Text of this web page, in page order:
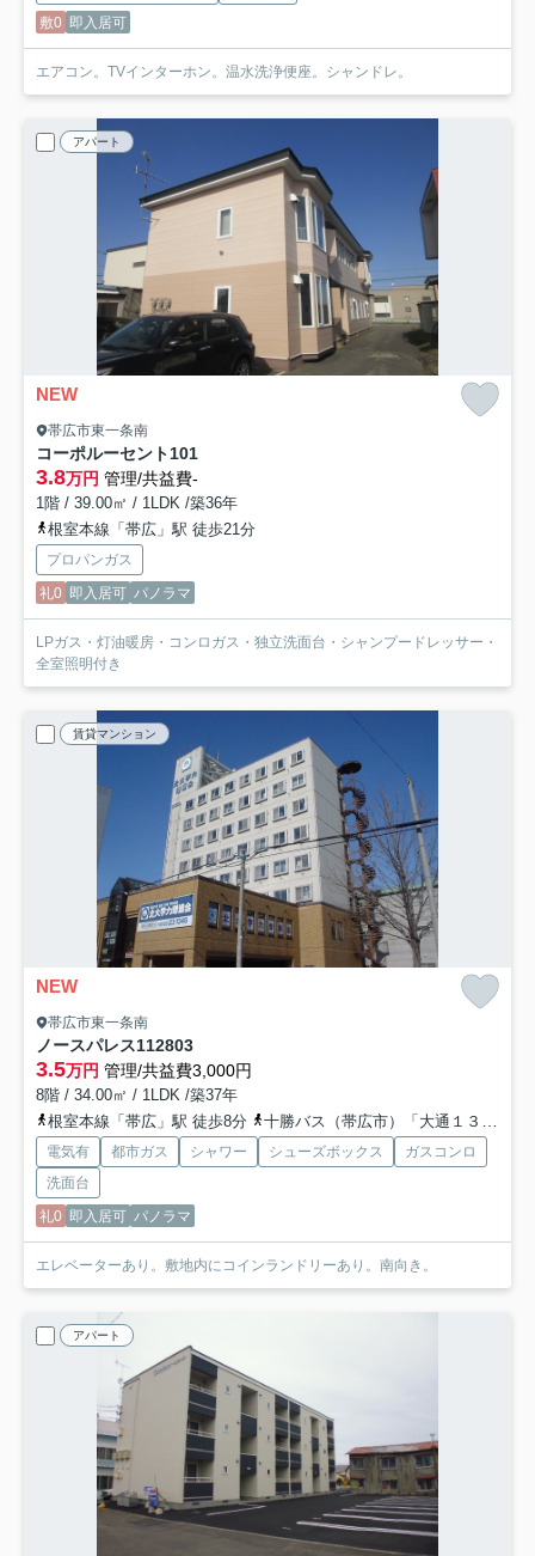
敷0 即入居可
エアコン。TVインターホン。温水洗浄便座。シャンドレ。
アパート
NEW
帯広市東一条南
コーポルーセント101
3.8万円 管理/共益費-
1階 / 39.00㎡ / 1LDK /築36年
根室本線「帯広」駅 徒歩21分
プロパンガス
礼0 即入居可 パノラマ
LPガス・灯油暖房・コンロガス・独立洗面台・シャンプードレッサー・
全室照明付き
賃貸マンション
NEW
帯広市東一条南
ノースパレス112803
3.5万円 管理/共益費3,000円
8階 / 34.00㎡ / 1LDK /築37年
根室本線「帯広」駅 徒歩8分
十勝バス（帯広市）「大通１３丁目」バス停下車 徒歩2分
電気有 都市ガス シャワー シューズボックス
ガスコンロ
洗面台
礼0 即入居可 パノラマ
エレベーターあり。敷地内にコインランドリーあり。南向き。
アパート